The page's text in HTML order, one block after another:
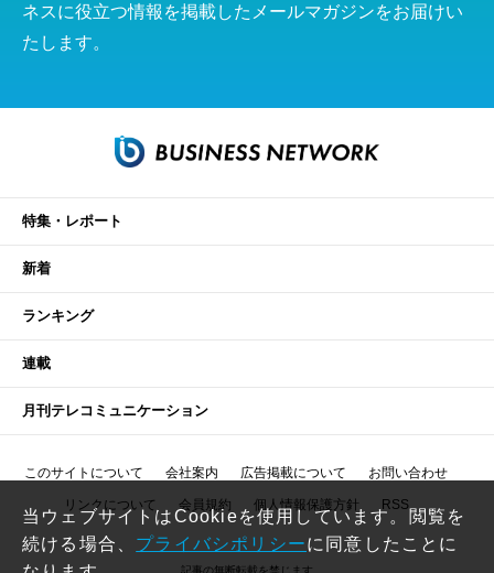
ネスに役立つ情報を掲載したメールマガジンをお届けい
たします。
特集・レポート
新着
ランキング
連載
月刊テレコミュニケーション
このサイトについて 会社案内 広告掲載について お問い合わせ
リンクについて 会員規約 個人情報保護方針 RSS
記事の無断転載を禁じます
当ウェブサイトはCookieを使用しています。閲覧を
続ける場合、 プライバシポリシーに同意したことに